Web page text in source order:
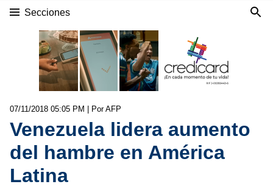
Secciones
07/11/2018 05:05 PM | Por AFP
Venezuela lidera aumento
del hambre en América
Latina